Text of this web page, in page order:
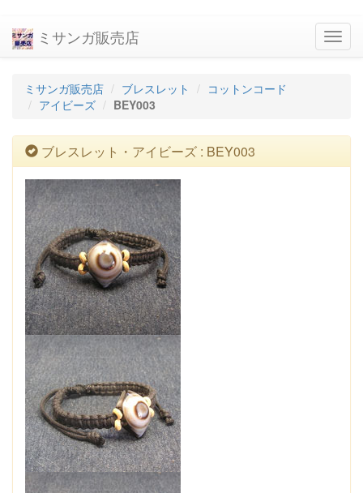
ミサンガ販売店
ミサンガ販売店 ブレスレット
コットンコード
アイビーズ
BEY003
ブレスレット・アイビーズ : BEY003